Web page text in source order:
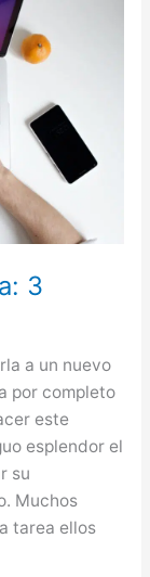
3
a un nuevo
por completo
este
esplendor el
su
Muchos
tarea ellos